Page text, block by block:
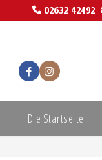
02632 42492
Die Startseite